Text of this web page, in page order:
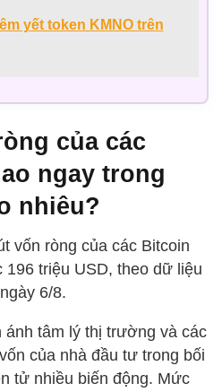
yết token KMNO trên
của các
ngay trong
nhiêu?
vốn ròng của các Bitcoin
196 triệu USD, theo dữ liệu
6/8.
ánh tâm lý thị trường và các
của nhà đầu tư trong bối
tử nhiều biến động. Mức